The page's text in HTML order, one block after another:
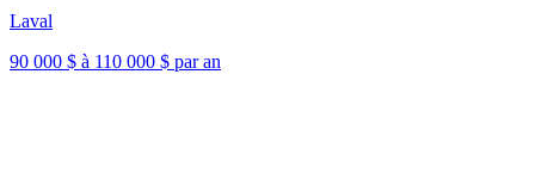
Laval
90 000 $ à 110 000 $ par an